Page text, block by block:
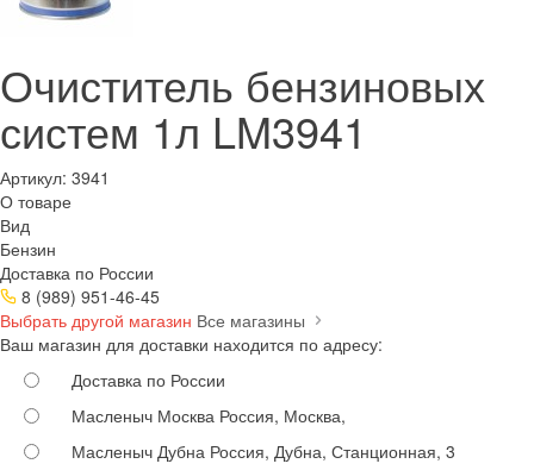
Очиститель бензиновых
систем 1л LM3941
Артикул: 3941
О товаре
Вид
Бензин
Доставка по России
8 (989) 951-46-45
Выбрать другой магазин Все магазины
Ваш магазин для доставки находится по адресу:
Доставка по России
Масленыч Москва Россия, Москва,
Масленыч Дубна Россия, Дубна, Станционная, 3